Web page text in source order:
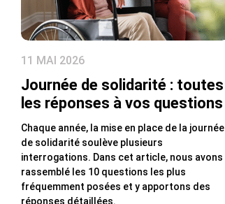
11 MAI 2026
Journée de solidarité : toutes
les réponses à vos questions
Chaque année, la mise en place de la journée
de solidarité soulève plusieurs
interrogations. Dans cet article, nous avons
rassemblé les 10 questions les plus
fréquemment posées et y apportons des
réponses détaillées.